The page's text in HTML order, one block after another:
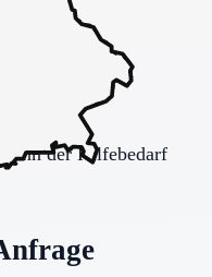
und
der Hilfebedarf